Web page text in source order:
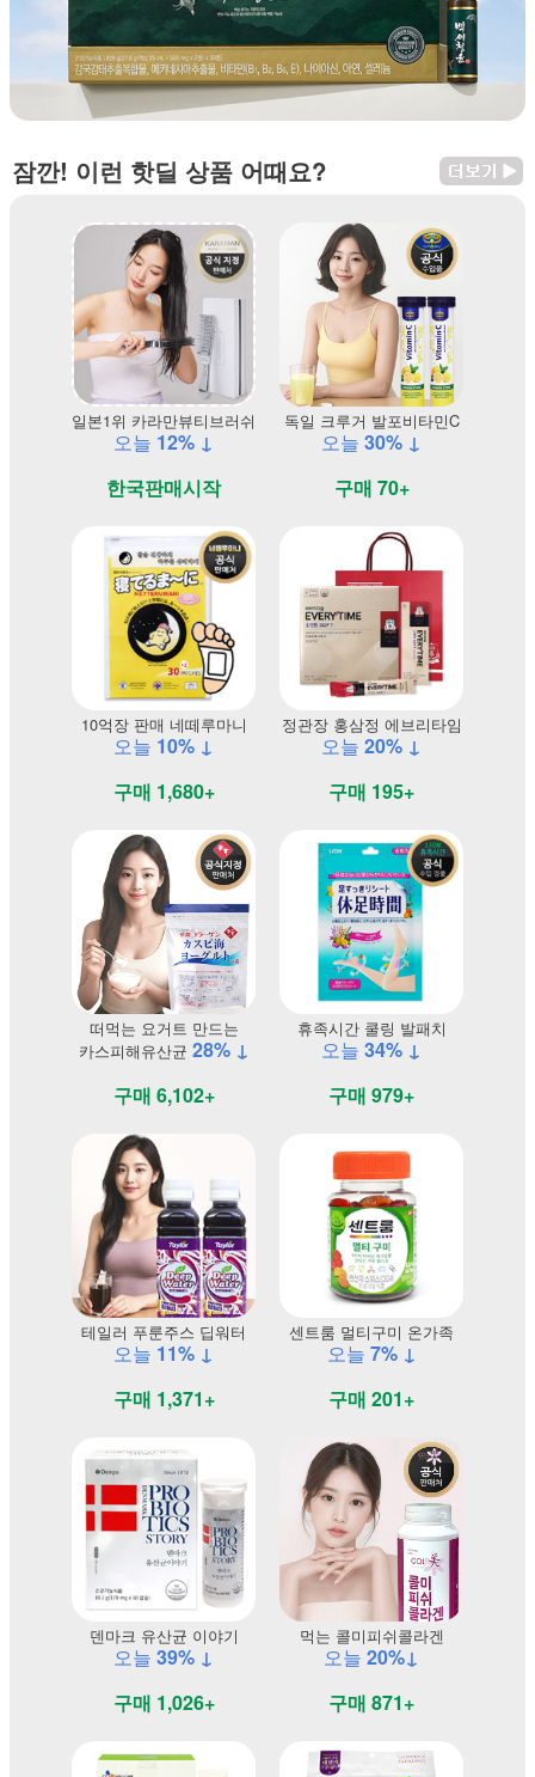
잠깐! 이런 핫딜 상품 어때요?
일본1위 카라만뷰티브러쉬
오늘 12% ↓
한국판매시작
독일 크루거 발포비타민C
오늘 30% ↓
구매 70+
10억장 판매 네떼루마니
오늘 10% ↓
구매 1,680+
정관장 홍삼정 에브리타임
오늘 20% ↓
구매 195+
떠먹는 요거트 만드는
카스피해유산균 28% ↓
구매 6,102+
휴족시간 쿨링 발패치
오늘 34% ↓
구매 979+
테일러 푸룬주스 딥워터
오늘 11% ↓
구매 1,371+
센트룸 멀티구미 온가족
오늘 7% ↓
구매 201+
덴마크 유산균 이야기
오늘 39% ↓
구매 1,026+
먹는 콜미피쉬콜라겐
오늘 20%↓
구매 871+